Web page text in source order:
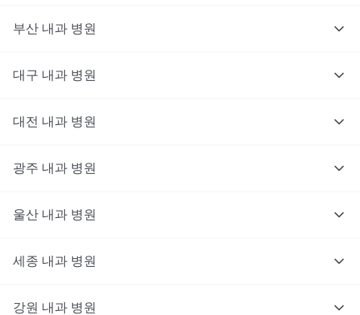
부산 내과 병원
대구 내과 병원
대전 내과 병원
광주 내과 병원
울산 내과 병원
세종 내과 병원
강원 내과 병원